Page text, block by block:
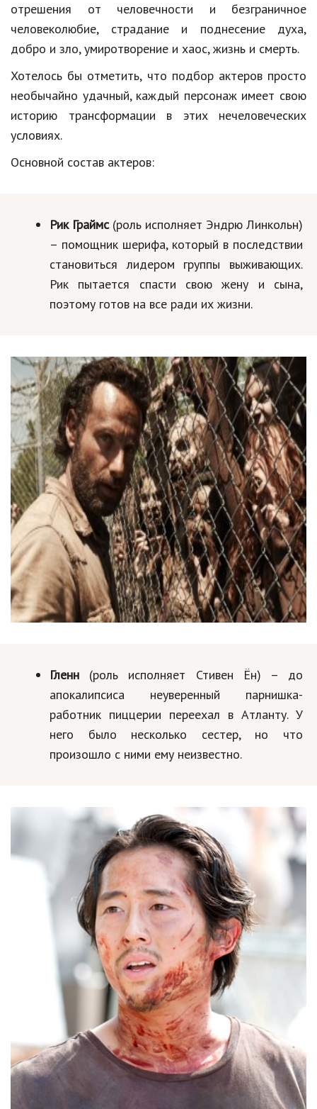
Творчество и рукоделие
Разное
Работа и бизнес
Животные
Еда и напитки
Праздники и подарки
Семья и дети
Путешествия
Мода и стиль
Бизнес
Хобби и развлечения
Финансы
Юриспруденция
Природа
Образование
Наука и технологии
отрешения от человечности и безграничное
человеколюбие, страдание и поднесение духа,
добро и зло, умиротворение и хаос, жизнь и смерть.
Хотелось бы отметить, что подбор актеров просто
необычайно удачный, каждый персонаж имеет свою
историю трансформации в этих нечеловеческих
условиях.
Основной состав актеров:
Рик Граймс(роль исполняет Эндрю Линкольн)
– помощник шерифа, который в последствии
становиться лидером группы выживающих.
Рик пытается спасти свою жену и сына,
поэтому готов на все ради их жизни.
Гленн (роль исполняет Стивен Ён) – до
апокалипсиса неуверенный парнишка-
работник пиццерии переехал в Атланту. У
него было несколько сестер, но что
произошло с ними ему неизвестно.